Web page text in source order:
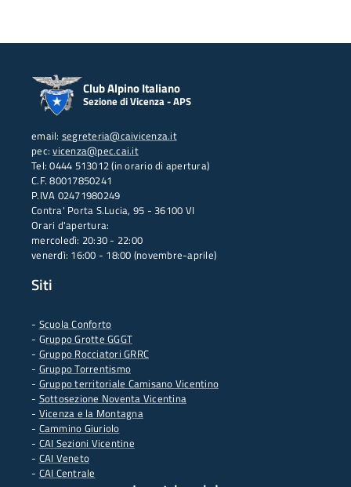
Club Alpino Italiano
Sezione di Vicenza - APS
email: segreteria@caivicenza.it
pec:vicenza@pec.cai.it
Tel: 0444 513012 (in orario di apertura)
C.F. 80017850241
P.IVA 02471980249
Contra' Porta S.Lucia, 95 - 36100 VI
Orari d'apertura:
mercoledì: 20:30 - 22:00
venerdì: 16:00 - 18:00 (novembre-aprile)
Siti
- Scuola Conforto
- Gruppo Grotte GGGT
- Gruppo Rocciatori GRRC
- Gruppo Torrentismo
- Gruppo territoriale Camisano Vicentino
- Sottosezione Noventa Vicentina
- Vicenza e la Montagna
- Cammino Giuriolo
- CAI Sezioni Vicentine
- CAI Veneto
- CAI Centrale